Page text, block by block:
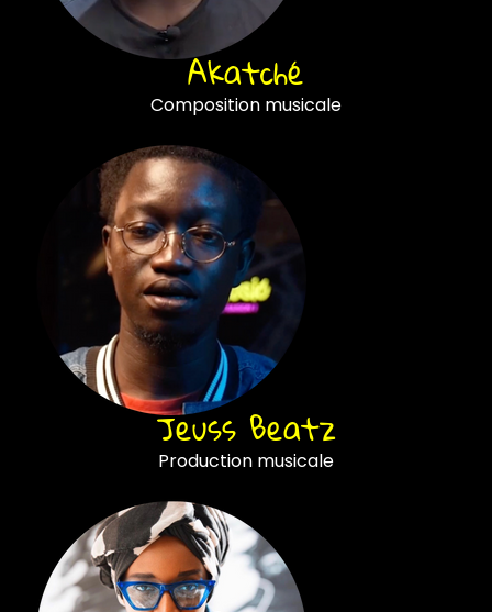
Akatché
Composition musicale
Jeuss Beatz
Production musicale